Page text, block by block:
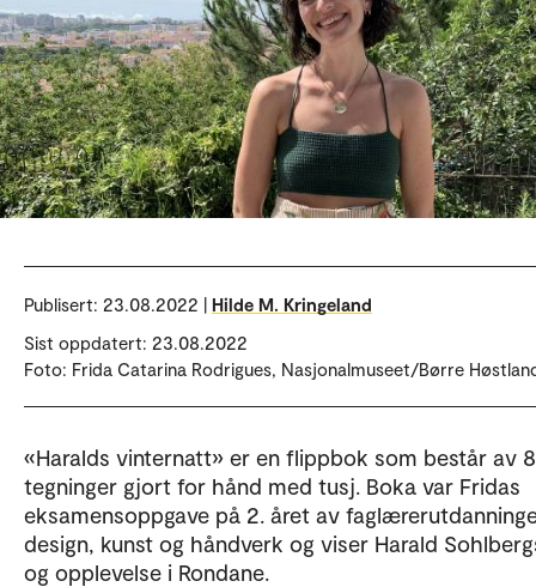
Publisert: 23.08.2022 | Hilde M. Kringeland
Sist oppdatert: 23.08.2022
Foto: Frida Catarina Rodrigues, Nasjonalmuseet/Børre
«Haralds vinternatt» er en flippbok som består av
tegninger gjort for hånd med tusj. Boka var Fridas
eksamensoppgave på 2. året av
design, kunst og håndverk og viser Harald
og opplevelse i Rondane.